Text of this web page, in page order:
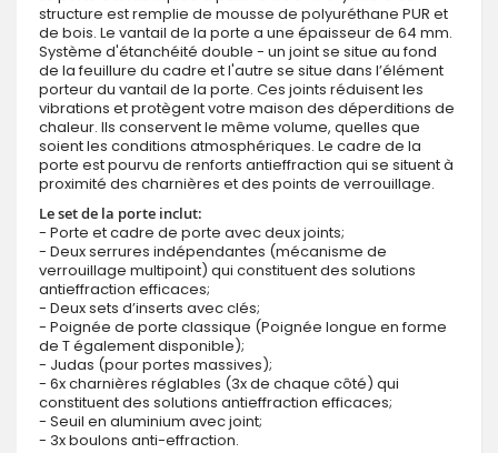
structure est remplie de mousse de polyuréthane PUR et
de bois. Le vantail de la porte a une épaisseur de 64 mm.
Système d'étanchéité double - un joint se situe au fond
de la feuillure du cadre et l'autre se situe dans l’élément
porteur du vantail de la porte. Ces joints réduisent les
vibrations et protègent votre maison des déperditions de
chaleur. Ils conservent le même volume, quelles que
soient les conditions atmosphériques. Le cadre de la
porte est pourvu de renforts antieffraction qui se situent à
proximité des charnières et des points de verrouillage.
Le set de la porte inclut:
- Porte et cadre de porte avec deux joints;
- Deux serrures indépendantes (mécanisme de
verrouillage multipoint) qui constituent des solutions
antieffraction efficaces;
- Deux sets d’inserts avec clés;
- Poignée de porte classique (Poignée longue en forme
de T également disponible);
- Judas (pour portes massives);
- 6x charnières réglables (3x de chaque côté) qui
constituent des solutions antieffraction efficaces;
- Seuil en aluminium avec joint;
- 3x boulons anti-effraction.